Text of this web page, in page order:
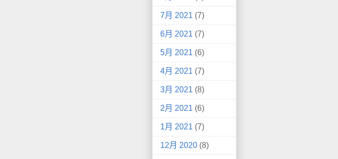
7月 2021 (7)
6月 2021 (7)
5月 2021 (6)
4月 2021 (7)
3月 2021 (8)
2月 2021 (6)
1月 2021 (7)
12月 2020 (8)